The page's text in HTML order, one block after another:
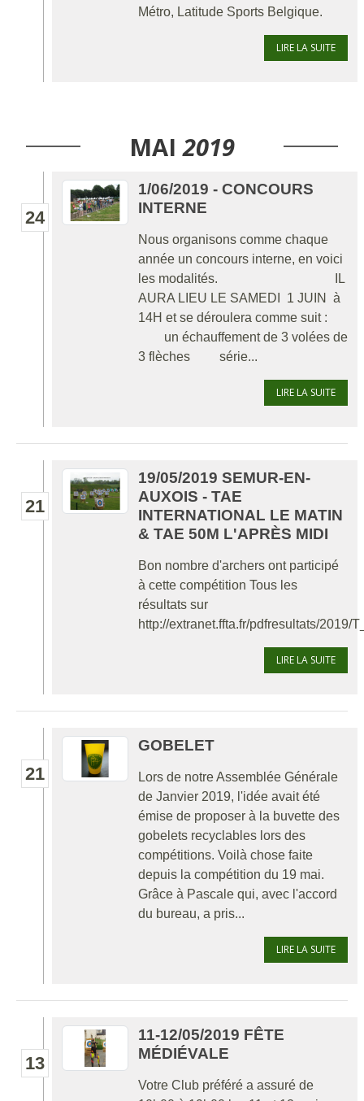
Métro, Latitude Sports Belgique.
LIRE LA SUITE
MAI 2019
24
1/06/2019 - CONCOURS
INTERNE
Nous organisons comme chaque
année un concours interne, en voici
les modalités. IL
AURA LIEU LE SAMEDI 1 JUIN à
14H et se déroulera comme suit :
un échauffement de 3 volées de
3 flèches série...
LIRE LA SUITE
21
19/05/2019 SEMUR-EN-
AUXOIS - TAE
INTERNATIONAL LE MATIN
& TAE 50M L'APRÈS MIDI
Bon nombre d'archers ont participé
à cette compétition Tous les
résultats sur
http://extranet.ffta.fr/pdfresultats/2019/
LIRE LA SUITE
21
GOBELET
Lors de notre Assemblée Générale
de Janvier 2019, l'idée avait été
émise de proposer à la buvette des
gobelets recyclables lors des
compétitions. Voilà chose faite
depuis la compétition du 19 mai.
Grâce à Pascale qui, avec l'accord
du bureau, a pris...
LIRE LA SUITE
13
11-12/05/2019 FÊTE
MÉDIÉVALE
Votre Club préféré a assuré de